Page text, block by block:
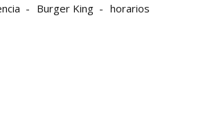
Burger King horarios